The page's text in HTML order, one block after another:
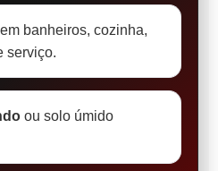
em banheiros, cozinha,
serviço.
ou solo úmido